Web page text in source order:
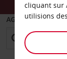
AGENCE DE
cliquant sur
utilisions